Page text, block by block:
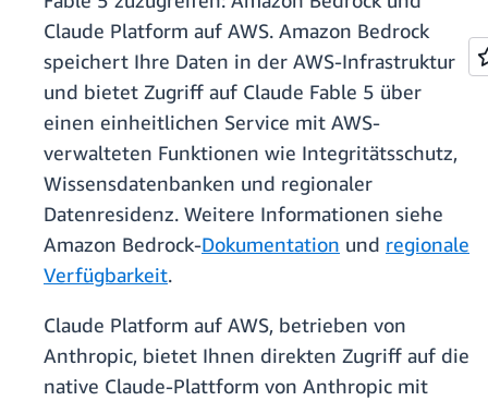
Claude Platform auf AWS. Amazon Bedrock
speichert Ihre Daten in der AWS-Infrastruktur
und bietet Zugriff auf Claude Fable 5 über
einen einheitlichen Service mit AWS-
verwalteten Funktionen wie Integritätsschutz,
Wissensdatenbanken und regionaler
Datenresidenz. Weitere Informationen siehe
Amazon Bedrock-Dokumentation und regionale
Verfügbarkeit.
Claude Platform auf AWS, betrieben von
Anthropic, bietet Ihnen direkten Zugriff auf die
native Claude-Plattform von Anthropic mit